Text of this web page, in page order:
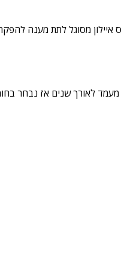
איילון מסוגל לתת מענה
לאורך שנים אז נבחר